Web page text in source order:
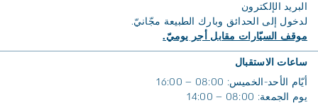
البريد الإلكترون
لدخول إلى الحدائق وبارك الطبيعة مجّانيّ.
موقف السيّارات مقابل أجر يوميّ.
ساعات الاستقبال
أيّام الأحد-الخميس: 08:00 – 16:00
يوم الجمعة: 08:00 – 14:00